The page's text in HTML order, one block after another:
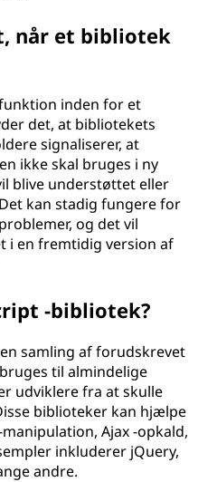
når et bibliotek
inden for et
det, at bibliotekets
signaliserer, at
ikke skal bruges i ny
blive understøttet eller
kan stadig fungere for
og det vil
i en fremtidig version af
-bibliotek?
samling af forudskrevet
til almindelige
udviklere fra at skulle
biblioteker kan hjælpe
Ajax -opkald,
inkluderer jQuery,
andre.